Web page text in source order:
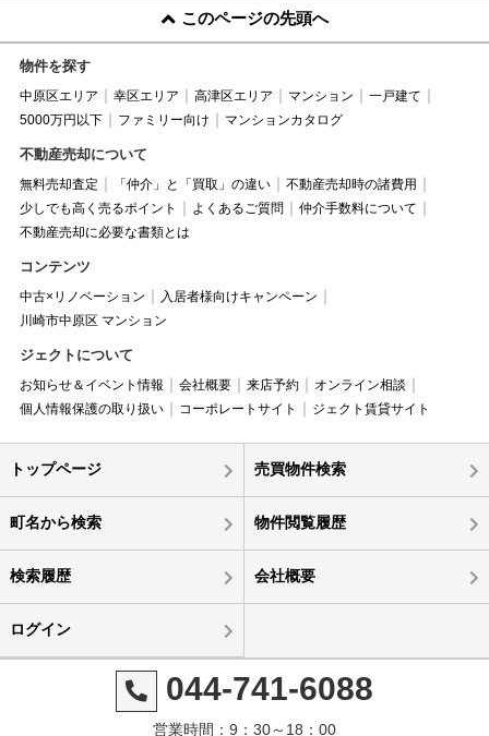
このページの先頭へ
物件を探す
中原区エリア 幸区エリア 高津区エリア マンション
一戸建て
5000万円以下
ファミリー向け マンションカタログ
不動産売却について
無料売却査定 「仲介」と「買取」の違い
不動産売却時の諸費用
少しでも高く売るポイント
よくあるご質問
仲介手数料について
不動産売却に必要な書類とは
コンテンツ
中古×リノベーション
入居者様向けキャンペーン
川崎市中原区 マンション
ジェクトについて
お知らせ＆イベント情報 会社概要 来店予約
オンライン相談
個人情報保護の取り扱い
コーポレートサイト ジェクト賃貸サイト
トップページ 売買物件検索
町名から検索 物件閲覧履歴
検索履歴 会社概要
ログイン
044-741-6088
営業時間：9：30～18：00